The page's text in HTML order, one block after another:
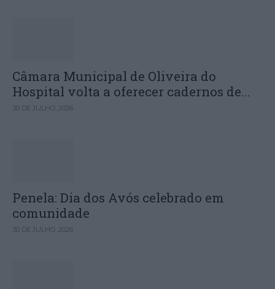
Câmara Municipal de Oliveira do
Hospital volta a oferecer cadernos de...
30 DE JULHO, 2026
Penela: Dia dos Avós celebrado em
comunidade
30 DE JULHO, 2026